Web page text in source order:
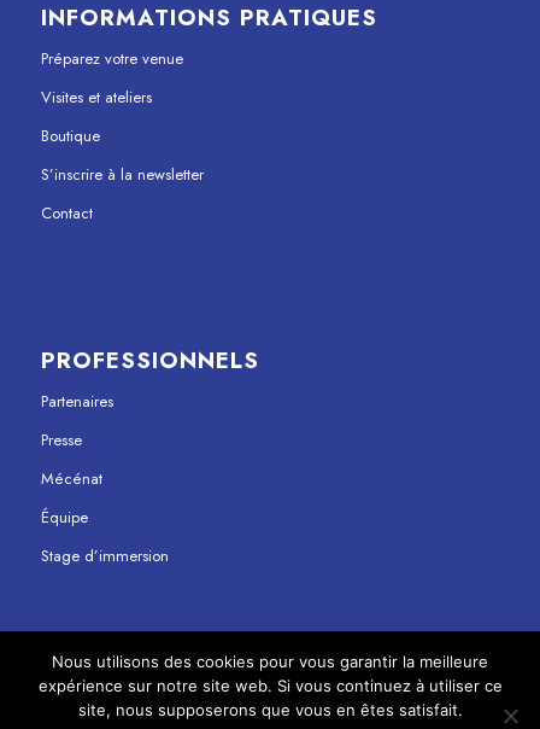
INFORMATIONS PRATIQUES
Préparez votre venue
Visites et ateliers
Boutique
S’inscrire à la newsletter
Contact
PROFESSIONNELS
Partenaires
Presse
Mécénat
Équipe
Stage d’immersion
© Copyright - Maison Jean Vilar 2023
Nous utilisons des cookies pour vous garantir la meilleure
expérience sur notre site web. Si vous continuez à utiliser ce
site, nous supposerons que vous en êtes satisfait.